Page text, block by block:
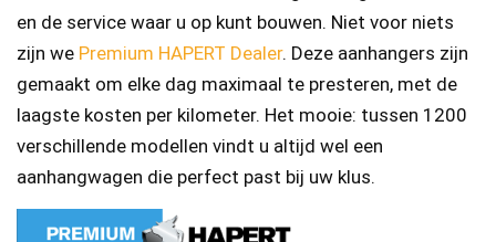
en de service waar u op kunt bouwen. Niet voor niets
zijn we Premium HAPERT Dealer. Deze aanhangers zijn
gemaakt om elke dag maximaal te presteren, met de
laagste kosten per kilometer. Het mooie: tussen 1200
verschillende modellen vindt u altijd wel een
aanhangwagen die perfect past bij uw klus.